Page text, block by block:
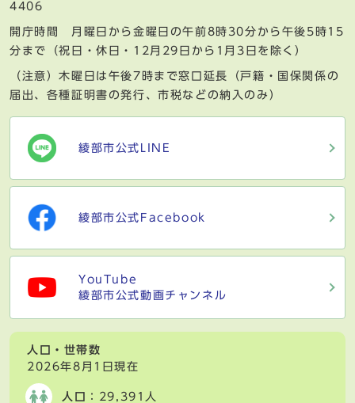
4406
開庁時間 月曜日から金曜日の午前8時30分から午後5時15
分まで（祝日・休日・12月29日から1月3日を除く）
（注意）木曜日は午後7時まで窓口延長（戸籍・国保関係の
届出、各種証明書の発行、市税などの納入のみ）
綾部市公式LINE
綾部市公式Facebook
YouTube
綾部市公式動画チャンネル
人口・世帯数
2026年8月1日現在
人口 ：29,391人